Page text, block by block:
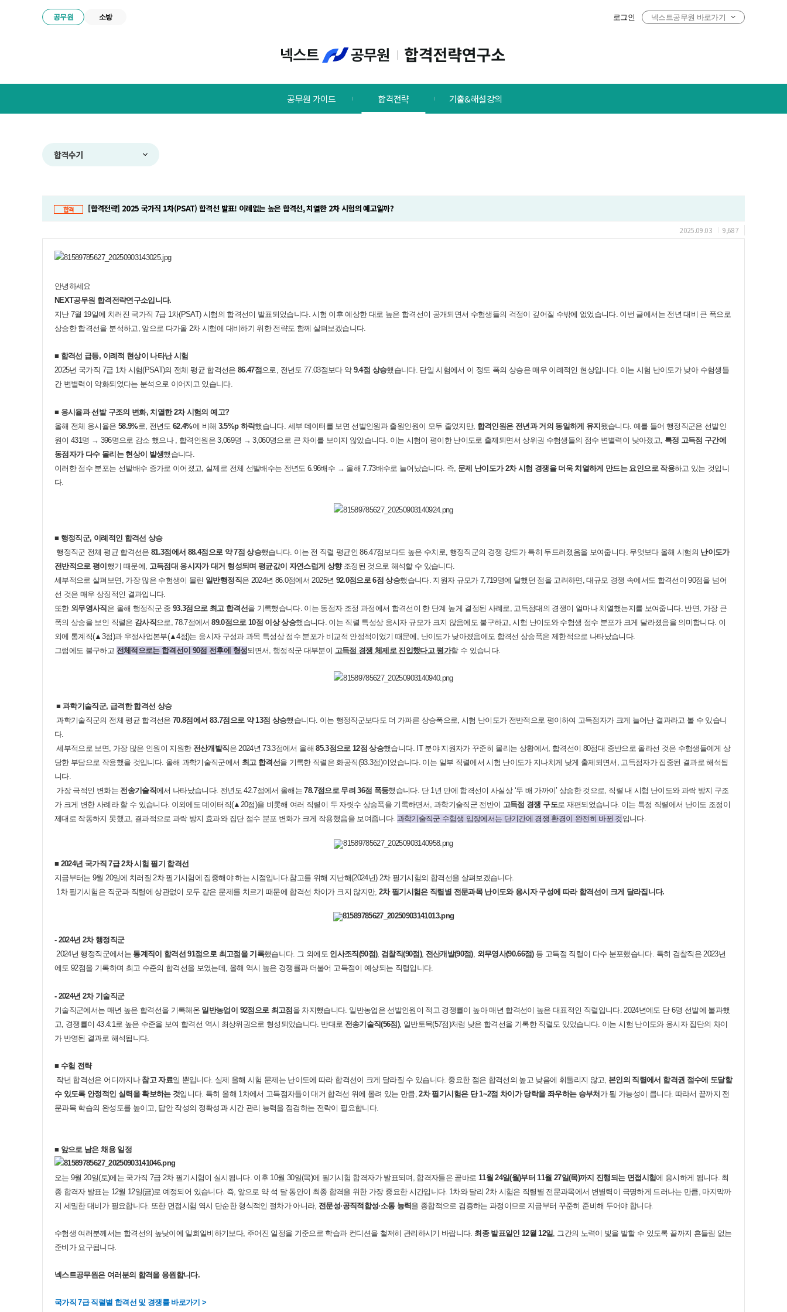
공무원 소방 로그인 넥스트공무원 바로가기
트
공무원 가이드 합격전략 기출&해설강의
합격수기
합격 [합격전략] 2025 국가직 1차(PSAT) 합격선 발표! 이례없는 높은 합격선, 치열한 2차 시험의 예고일까?
2025.09.03 9,687
안녕하세요
NEXT공무원 합격전략연구소입니다.
지난7월 19일에 치러진 국가직 7급 1차(PSAT) 시험의 합격선이 발표되었습니다.시험 이후 예상한 대로 높은 합격선이 공개되면서 수험생들의 걱정이 깊어질 수밖에 없었습니다. 이번 글에서는 전년 대비 큰 폭으로
상승한 합격선을 분석하고, 앞으로 다가올 2차 시험에 대비하기 위한 전략도 함께 살펴보겠습니다.
■ 합격선 급등, 이례적 현상이 나타난 시험
2025년 국가직 7급 1차 시험(PSAT)의 전체 평균 합격선은 86.47점 으로, 전년도 77.03점보다 약 9.4점 상승했습니다. 단일 시험에서 이 정도 폭의 상승은 매우 이례적인 현상입니다. 이는 시험 난이도가 낮아 수험생들
간 변별력이 약화되었다는 분석으로 이어지고 있습니다.
■ 응시율과 선발 구조의 변화,치열한2차 시험의 예고?
올해 전체 응시율은 58.9%로, 전년도 62.4%에 비해 3.5%p 하락했습니다. 세부 데이터를 보면 선발인원과 출원인원이 모두 줄었지만, 합격인원은 전년과 거의 동일하게 유지 됐습니다. 예를 들어 행정직군은 선발인
원이 431명 → 396명으로 감소 했으나, 합격인원은3,069명 → 3,060명으로 큰 차이를 보이지 않았습니다. 이는 시험이 평이한 난이도로 출제되면서 상위권 수험생들의 점수 변별력이 낮아졌고, 특정 고득점 구간에
동점자가 다수 몰리는 현상이 발생했습니다.
이러한 점수 분포는 선발배수 증가로 이어졌고, 실제로 전체 선발배수는 전년도 6.96배수 → 올해 7.73배수로 늘어났습니다. 즉, 문제 난이도가2차 시험 경쟁을 더욱 치열하게 만드는 요인으로 작용하고 있는 것입니
다.
■ 행정직군, 이례적인 합격선 상승
행정직군 전체 평균 합격선은 81.3점에서 88.4점으로 약7점 상승했습니다. 이는 전 직렬 평균인 86.47점보다도 높은 수치로, 행정직군의 경쟁 강도가 특히 두드러졌음을 보여줍니다. 무엇보다 올해 시험의 난이도가
전반적으로 평이 했기 때문에, 고득점대 응시자가 대거 형성되며 평균값이 자연스럽게 상향조정된 것으로 해석할 수 있습니다.
세부적으로 살펴보면 , 가장 많은 수험생이 몰린 일반행정직은 2024년 86.0점에서 2025년 92.0점으로6점 상승했습니다. 지원자 규모가7,719명에 달했던 점을 고려하면 ,대규모 경쟁 속에서도 합격선이 90점을 넘어
선 것은 매우 상징적인 결과입니다.
또한 외무영사직은 올해 행정직군 중93.3점으로 최고 합격선을 기록했습니다. 이는 동점자 조정 과정에서 합격선이 한 단계 높게 결정된 사례로, 고득점대의 경쟁이 얼마나 치열했는지를 보여줍니다. 반면, 가장 큰
폭의 상승을 보인 직렬은 감사직으로, 78.7점에서89.0점으로10점 이상 상승했습니다. 이는 직렬 특성상 응시자 규모가 크지 않음에도 불구하고,시험 난이도와 수험생 점수 분포가 크게 달라졌음을 의미합니다. 이
외에 통계직(▲3점)과 우정사업본부(▲4점)는 응시자 구성과 과목 특성상 점수 분포가 비교적 안정적이었기 때문에 , 난이도가 낮아졌음에도 합격선 상승폭은 제한적으로 나타났습니다.
그럼에도 불구하고 전체적으로는 합격선이 90점 전후에 형성되면서, 행정직군 대부분이 고득점 경쟁 체제로 진입했다고 평가할 수 있습니다.
■ 과학기술직군, 급격한 합격선 상승
과학기술직군의 전체 평균 합격선은70.8점에서 83.7점으로 약13점 상승했습니다. 이는 행정직군보다도 더 가파른 상승폭으로, 시험 난이도가 전반적으로 평이하여 고득점자가 크게 늘어난 결과라고 볼 수 있습니
다.
세부적으로 보면, 가장 많은 인원이 지원한 전산개발직은2024년 73.3점에서 올해85.3점으로12점 상승했습니다. IT 분야 지원자가 꾸준히 몰리는 상황에서, 합격선이 80점대 중반으로 올라선 것은 수험생들에게 상
당한 부담으로 작용했을 것입니다. 올해 과학기술직군에서 최고 합격선을 기록한 직렬은 화공직(93.3점)이었습니다. 이는 일부 직렬에서 시험 난이도가 지나치게 낮게 출제되면서 , 고득점자가 집중된 결과로 해석됩
니다.
가장 극적인 변화는 전송기술직에서 나타났습니다. 전년도42.7점에서 올해는78.7점으로 무려 36점 폭등했습니다. 단1년 만에 합격선이 사실상 ‘두 배 가까이’상승한 것으로, 직렬 내 시험 난이도와 과락 방지 구조
가 크게 변한 사례라 할 수 있습니다. 이외에도 데이터직(▲20점)을 비롯해 여러 직렬이 두 자릿수 상승폭을 기록하면서, 과학기술직군 전반이 고득점 경쟁 구도로 재편되었습니다. 이는 특정 직렬에서 난이도 조정이
제대로 작동하지 못했고, 결과적으로 과락 방지 효과와 집단 점수 분포 변화가 크게 작용했음을 보여줍니다. 과학기술직군 수험생 입장에서는 단기간에 경쟁 환경이 완전히 바뀐 것 입니다.
■ 2024년 국가직7급2차 시험 필기 합격선
지금부터는 9월 20일에 치러질 2차 필기시험에 집중해야 하는 시점입니다.참고를 위해 지난해(2024년) 2차 필기시험의 합격선을 살펴보겠습니다.
1차 필기시험은 직군과 직렬에 상관없이 모두 같은 문제를 치르기 때문에 합격선 차이가 크지 않지만, 2차 필기시험은 직렬별 전문과목 난이도와 응시자 구성에 따라 합격선이 크게 달라집니다.
- 2024년 2차 행정직군
2024년 행정직군에서는 통계직이 합격선 91점으로 최고점을 기록했습니다. 그 외에도 인사조직(90점), 검찰직(90점 ), 전산개발(90점), 외무영사(90.66점) 등 고득점 직렬이 다수 분포했습니다. 특히 검찰직은2023년
에도 92점을 기록하며 최고 수준의 합격선을 보였는데, 올해 역시 높은 경쟁률과 더불어 고득점이 예상되는 직렬입니다.
- 2024년 2차 ​기술직군
기술직군에서는 매년 높은 합격선을 기록해온 일반농업이 92점으로 최고점 을 차지했습니다. 일반농업은 선발인원이 적고 경쟁률이 높아 매년 합격선이 높은 대표적인 직렬입니다. 2024년에도 단6명 선발에 불과했
고, 경쟁률이 43.4:1로 높은 수준을 보여 합격선 역시 최상위권으로 형성되었습니다. 반대로 전송기술직(56점 ), 일반토목(57점)처럼 낮은 합격선을 기록한 직렬도 있었습니다. 이는 시험 난이도와 응시자 집단의 차이
가 반영된 결과로 해석됩니다.
■ 수험 전략
작년 합격선은 어디까지나 참고 자료일 뿐입니다. 실제 올해 시험 문제는 난이도에 따라 합격선이 크게 달라질 수 있습니다. 중요한 점은 합격선의 높고 낮음에 휘둘리지 않고, 본인의 직렬에서 합격권 점수에 도달할
수 있도록 안정적인 실력을 확보하는 것입니다. 특히 올해 1차에서 고득점자들이 대거 합격선 위에 몰려 있는 만큼,2차 필기시험은 단1~2점 차이가 당락을 좌우하는 승부처 가 될 가능성이 큽니다. 따라서 끝까지 전
문과목 학습의 완성도를 높이고, 답안 작성의 정확성과 시간 관리 능력을 점검하는 전략이 필요합니다.
■ 앞으로 남은 채용 일정
오는 9월 20일(토)에는 국가직 7급 2차 필기시험이 실시됩니다. 이후 10월 30일(목)에 필기시험 합격자가 발표되며 , 합격자들은 곧바로 11월 24일(월)부터 11월 27일(목)까지 진행되는 면접시험에 응시하게 됩니다. 최
종 합격자 발표는 12월 12일(금)로 예정되어 있습니다. 즉, 앞으로 약 석 달 동안이 최종 합격을 위한 가장 중요한 시간입니다. 1차와 달리 2차 시험은 직렬별 전문과목에서 변별력이 극명하게 드러나는 만큼, 마지막까
지 세밀한 대비가 필요합니다. 또한 면접시험 역시 단순한 형식적인 절차가 아니라, 전문성·공직적합성·소통 능력 을 종합적으로 검증하는 과정이므로 지금부터 꾸준히 준비해 두어야 합니다.
수험생 여러분께서는 합격선의 높낮이에 일희일비하기보다, 주어진 일정을 기준으로 학습과 컨디션을 철저히 관리하시기 바랍니다. 최종 발표일인 12월 12일, 그간의 노력이 빛을 발할 수 있도록 끝까지 흔들림 없는
준비가 요구됩니다.
넥스트공무원은 여러분의 합격을 응원합니다.
국가직 7급 직렬별 합격선 및 경쟁률 바로가기 >